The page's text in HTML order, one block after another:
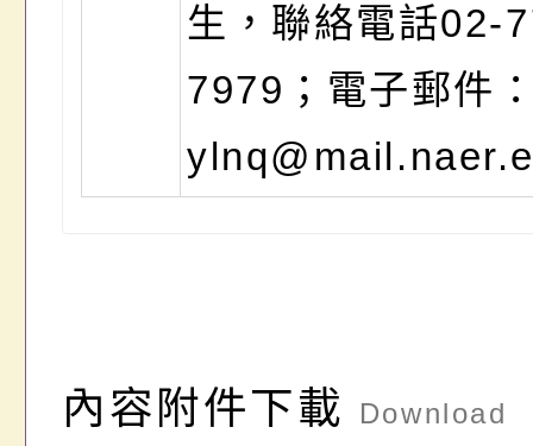
生，聯絡電話02-
7979；電子郵件
內容附件下載 Download